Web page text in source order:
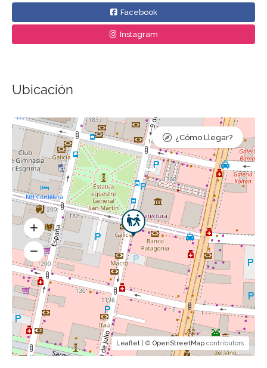
Facebook
Instagram
Ubicación
Leaflet | © OpenStreetMap contributors
¿Cómo Llegar?